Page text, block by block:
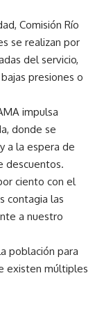
Comisión Río
se realizan por
del servicio,
presiones o
impulsa
donde se
a la espera de
descuentos.
ciento con el
contagia las
a nuestro
población para
existen múltiples